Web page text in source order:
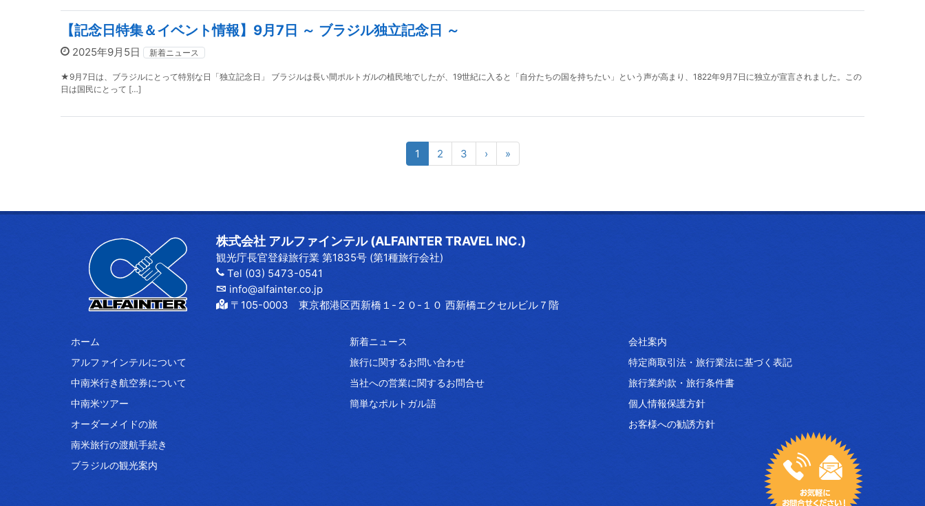
【記念日特集＆イベント情報】9月7日 ～ ブラジル独立記念日 ～
2025年9月5日 新着ニュース
★9月7日は、ブラジルにとって特別な日「独立記念日」 ブラジルは長い間ポルトガルの植民地でしたが、19世紀に入ると「自分たちの国を持ちたい」という声が高まり、1822年9月7日に独立が宣言されました。この
日は国民にとって […]
1 2 3 › »
株式会社 アルファインテル (ALFAINTER TRAVEL INC.)
観光庁長官登録旅行業 第1835号 (第1種旅行会社)
Tel (03) 5473-0541
info@alfainter.co.jp
〒105-0003 東京都港区西新橋１-２０-１０ 西新橋エクセルビル７階
ホーム
アルファインテルについて
中南米行き航空券について
中南米ツアー
オーダーメイドの旅
南米旅行の渡航手続き
ブラジルの観光案内
新着ニュース
旅行に関するお問い合わせ
当社への営業に関するお問合せ
簡単なポルトガル語
会社案内
特定商取引法・旅行業法に基づく表記
旅行業約款・旅行条件書
個人情報保護方針
お客様への勧誘方針